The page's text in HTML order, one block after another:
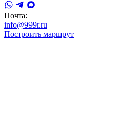
Почта:
info@999r.ru
Построить маршрут